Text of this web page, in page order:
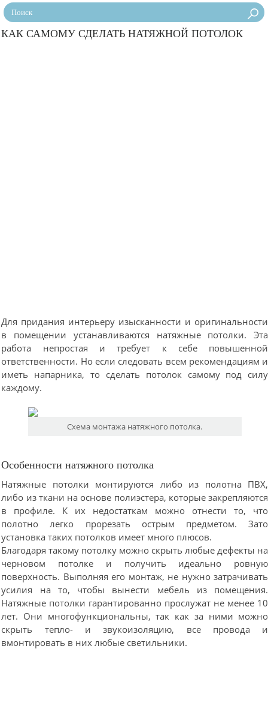
КАК САМОМУ СДЕЛАТЬ НАТЯЖНОЙ ПОТОЛОК
Для придания интерьеру изысканности и оригинальности
в помещении устанавливаются натяжные потолки. Эта
работа непростая и требует к себе повышенной
ответственности. Но если следовать всем рекомендациям и
иметь напарника, то сделать потолок самому под силу
каждому.
Схема монтажа натяжного потолка.
Особенности натяжного потолка
Натяжные потолки монтируются либо из полотна ПВХ,
либо из ткани на основе полиэстера, которые закрепляются
в профиле. К их недостаткам можно отнести то, что
полотно легко прорезать острым предметом. Зато
установка таких потолков имеет много плюсов.
Благодаря такому потолку можно скрыть любые дефекты на
черновом потолке и получить идеально ровную
поверхность. Выполняя его монтаж, не нужно затрачивать
усилия на то, чтобы вынести мебель из помещения.
Натяжные потолки гарантированно прослужат не менее 10
лет. Они многофункциональны, так как за ними можно
скрыть тепло- и звукоизоляцию, все провода и
вмонтировать в них любые светильники.